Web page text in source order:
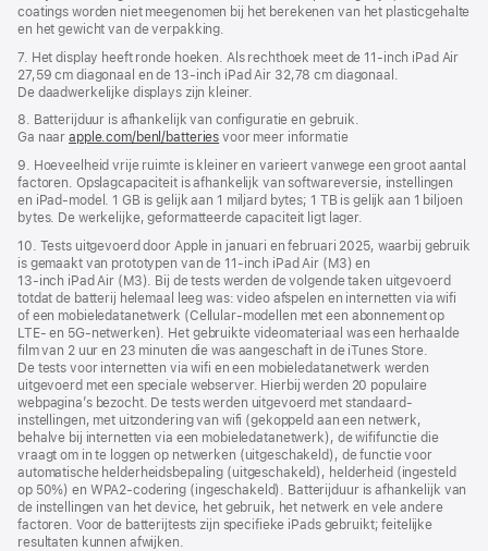
coatings worden niet meegenomen bij het berekenen van het plastic­­gehalte
en het gewicht van de verpakking.
7. Het display heeft ronde hoeken. Als rechthoek meet de 11‑inch iPad Air
27,59 cm diagonaal en de 13-inch iPad Air 32,78 cm diagonaal.
De daadwerkelijke displays zijn kleiner.
8. Batterijduur is afhankelijk van configuratie en gebruik.
Ga naarapple.com/benl/batteries voor meer informatie
9. Hoeveelheid vrije ruimte is kleiner en varieert vanwege een groot aantal
factoren. Opslagcapaciteit is afhankelijk van softwareversie, instellingen
en iPad‑model. 1 GB is gelijk aan 1 miljard bytes; 1 TB is gelijk aan 1 biljoen
bytes. De werkelijke, geformatteerde capaciteit ligt lager.
10. Tests uitgevoerd door Apple in januari en februari 2025, waarbij gebruik
is gemaakt van prototypen van de 11‑inch iPad Air (M3) en
13‑inch iPad Air (M3). Bij de tests werden de volgende taken uitgevoerd
totdat de batterij helemaal leeg was: video afspelen en internetten via wifi
of een mobiele­data­netwerk (Cellular-modellen met een abonnement op
LTE- en 5G‑netwerken). Het gebruikte videomateriaal was een herhaalde
film van 2 uur en 23 minuten die was aangeschaft in de iTunes Store.
De tests voor internetten via wifi en een mobiele­data­netwerk werden
uitgevoerd met een speciale webserver. Hierbij werden 20 populaire
webpagina’s bezocht. De tests werden uitgevoerd met standaard­
instellingen, met uitzondering van wifi (gekoppeld aan een netwerk,
behalve bij internetten via een mobiele­­data­­netwerk), de wififunctie die
vraagt om in te loggen op netwerken (uitgeschakeld), de functie voor
automatische helderheids­bepaling (uitgeschakeld), helderheid (ingesteld
op 50%) en WPA2-codering (ingeschakeld). Batterijduur is afhankelijk van
de instellingen van het device, het gebruik, het netwerk en vele andere
factoren. Voor de batterijtests zijn specifieke iPads gebruikt; feitelijke
resultaten kunnen afwijken.